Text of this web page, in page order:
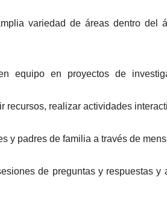
variedad de áreas dentro del
equipo en proyectos de
recursos, realizar actividades
y padres de familia a través de
de preguntas y respuestas y